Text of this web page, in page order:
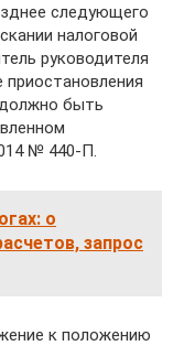
следующего
налоговой
руководителя
быть
№ 440-П.
о
запрос
к положению